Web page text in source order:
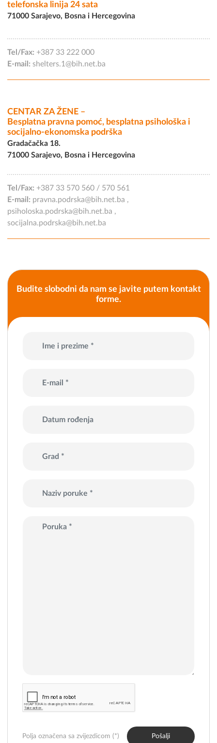
telefonska linija 24 sata
71000 Sarajevo, Bosna i Hercegovina
Tel/Fax: +387 33 222 000
E-mail: shelters.1@bih.net.ba
CENTAR ZA ŽENE –
Besplatna pravna pomoć, besplatna psihološka i
socijalno-ekonomska podrška
Gradačačka 18.
71000 Sarajevo, Bosna i Hercegovina
Tel/Fax: +387 33 570 560 / 570 561
E-mail: pravna.podrska@bih.net.ba ,
psiholoska.podrska@bih.net.ba ,
socijalna.podrska@bih.net.ba
Budite slobodni da nam se javite putem kontakt
forme.
Polja označena sa zvijezdicom (*) Pošalji